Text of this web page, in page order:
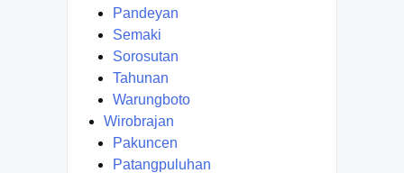
Pandeyan
Semaki
Sorosutan
Tahunan
Warungboto
Wirobrajan
Pakuncen
Patangpuluhan